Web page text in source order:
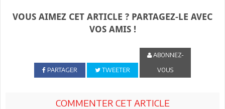
VOUS AIMEZ CET ARTICLE ? PARTAGEZ-LE AVEC
VOS AMIS !
PARTAGER TWEETER
ABONNEZ-
VOUS
COMMENTER CET ARTICLE